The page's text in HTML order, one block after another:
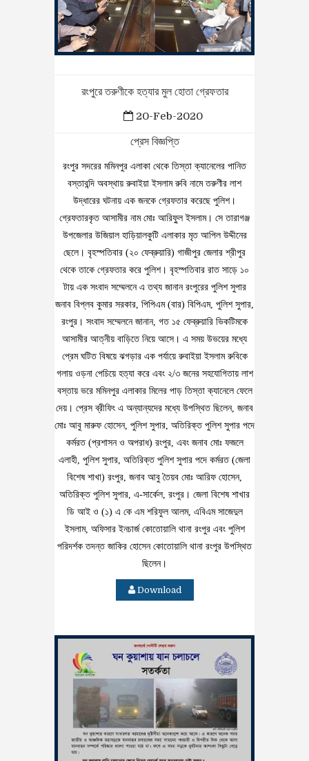
রংপুরে তরুণীকে হত্যার মুল হোতা গ্রেফতার
20-Feb-2020
প্রেস বিজ্ঞপ্তি
রংপুর সদরের মমিনপুর এলাকা থেকে তিস্তা ক্যানেলের পানিত
বস্তাবন্দি অবস্থায় রুবাইয়া ইসলাম রুবি নামে তরুণীর লাশ
উদ্ধারের ঘটনায় এক জনকে গ্রেফতার করেছে পুলিশ।
গ্রেফতারকৃত আসামীর নাম মোঃ আরিফু্ল ইসলাম। সে তারাগঞ্জ
উপজেলার উজিয়াল হাড়িয়ালকুটি এলাকার মৃত আপিল উদ্দীনের
ছেলে। বৃহস্পতিবার (২০ ফেব্রুয়ারি) গাজীপুর জেলার শ্রীপুর
থেকে তাকে গ্রেফতার করে পুলিশ। বৃহস্পতিবার রাত সাড়ে ১০
টায় এক সংবাদ সম্মেলনে এ তথ্য জানান রংপুরের পুলিশ সুপার
জনাব বিপ্লব কুমার সরকার, পিপিএম (বার) বিপিএম, পুলিশ সুপার,
রংপুর। সংবাদ সম্মেলনে জানান, গত ১৫ ফেব্রুয়ারি ভিকটিমকে
আসামীর আত্নীয় বাড়িতে নিয়ে আসে। এ সময় উভয়ের মধ্যে
প্রেম ঘটিত বিষয়ে ঝগড়ার এক পর্যায়ে রুবাইয়া ইসলাম রুবিকে
গলায় ওড়না পেচিয়ে হত্যা করে এবং ২/৩ জনের সহযোগিতায় লাশ
বস্তায় ভরে মমিনপুর এলাকার মিলের পাড় তিস্তা ক্যানেলে ফেলে
দেয়। প্রেস ব্রীফিং এ অন্যান্যদের মধ্যে উপস্থিত ছিলেন, জনাব
মোঃ আবু মারুফ হোসেন, পুলিশ সুপার, অতিরিক্ত পুলিশ সুপার পদে
কর্মরত (প্রশাসন ও অপরাধ) রংপুর, এবং জনাব মোঃ ফজলে
এলাহী, পুলিশ সুপার, অতিরিক্ত পুলিশ সুপার পদে কর্মরত (জেলা
বিশেষ শাখা) রংপুর, জনাব আবু তৈয়ব মোঃ আরিফ হোসেন,
অতিরিক্ত পুলিশ সুপার, এ-সার্কেল, রংপুর। জেলা বিশেষ শাখার
ডি আই ও (১) এ কে এম শরিফুল আলম, এবিএম সাজেদুল
ইসলাম, অফিসার ইনচার্জ কোতোয়ালি থানা রংপুর এবং পুলিশ
পরিদর্শক তদন্ত জাকির হোসেন কোতোয়ালি থানা রংপুর উপস্থিত
ছিলেন।
Download